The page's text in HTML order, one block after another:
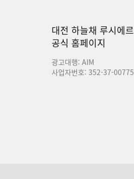
대전 하늘채 루시에르
공식 홈페이지
광고대행: AIM
사업자번호: 352-37-00775